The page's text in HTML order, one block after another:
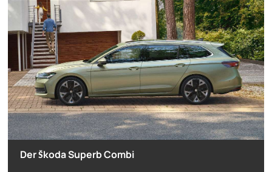
Der Škoda Superb Combi